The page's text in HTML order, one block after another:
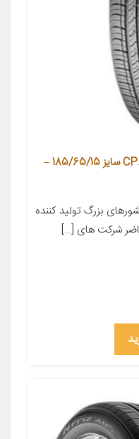
لاستیک خودرو جی پلنت مدل CP672 سایز 185/65/15 –
بزرگ تولید کننده
شرکت های […]